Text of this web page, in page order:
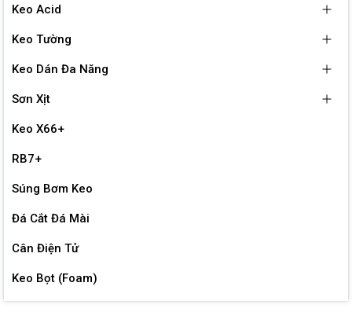
Keo Acid
Keo Tường
Keo Dán Đa Năng
Sơn Xịt
Keo X66+
RB7+
Súng Bơm Keo
Đá Cắt Đá Mài
Cân Điện Tử
Keo Bọt (Foam)